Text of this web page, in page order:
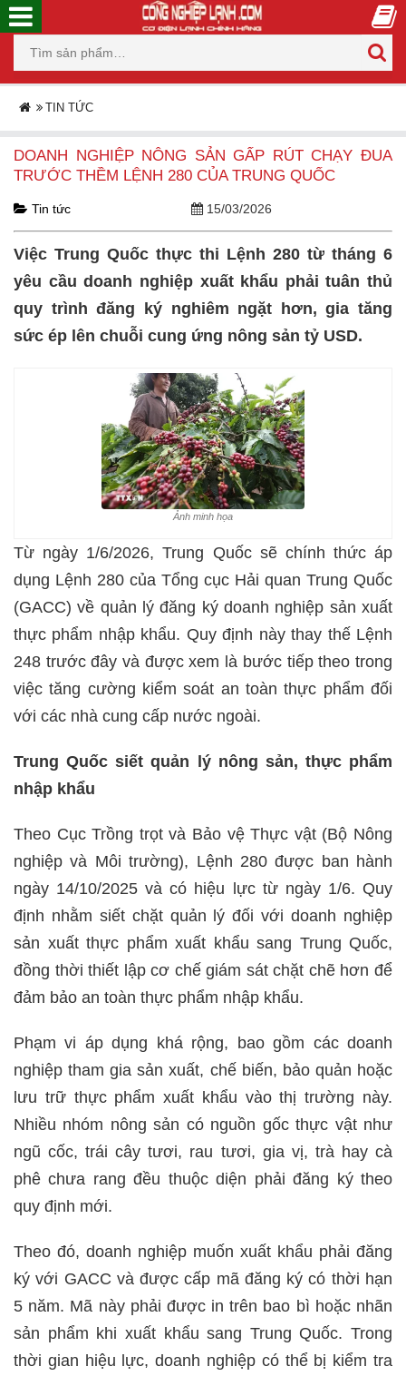
TIN TỨC
DOANH NGHIỆP NÔNG SẢN GẤP RÚT CHẠY ĐUA
TRƯỚC THỀM LỆNH 280 CỦA TRUNG QUỐC
Tin tức 15/03/2026
Việc Trung Quốc thực thi Lệnh 280 từ tháng 6
yêu cầu doanh nghiệp xuất khẩu phải tuân thủ
quy trình đăng ký nghiêm ngặt hơn, gia tăng
sức ép lên chuỗi cung ứng nông sản tỷ USD.
Ảnh minh họa
Từ ngày 1/6/2026, Trung Quốc sẽ chính thức áp
dụng Lệnh 280 của Tổng cục Hải quan Trung Quốc
(GACC) về quản lý đăng ký doanh nghiệp sản xuất
thực phẩm nhập khẩu. Quy định này thay thế Lệnh
248 trước đây và được xem là bước tiếp theo trong
việc tăng cường kiểm soát an toàn thực phẩm đối
với các nhà cung cấp nước ngoài.
Trung Quốc siết quản lý nông sản, thực phẩm
nhập khẩu
Theo Cục Trồng trọt và Bảo vệ Thực vật (Bộ Nông
nghiệp và Môi trường), Lệnh 280 được ban hành
ngày 14/10/2025 và có hiệu lực từ ngày 1/6. Quy
định nhằm siết chặt quản lý đối với doanh nghiệp
sản xuất thực phẩm xuất khẩu sang Trung Quốc,
đồng thời thiết lập cơ chế giám sát chặt chẽ hơn để
đảm bảo an toàn thực phẩm nhập khẩu.
Phạm vi áp dụng khá rộng, bao gồm các doanh
nghiệp tham gia sản xuất, chế biến, bảo quản hoặc
lưu trữ thực phẩm xuất khẩu vào thị trường này.
Nhiều nhóm nông sản có nguồn gốc thực vật như
ngũ cốc, trái cây tươi, rau tươi, gia vị, trà hay cà
phê chưa rang đều thuộc diện phải đăng ký theo
quy định mới.
Theo đó, doanh nghiệp muốn xuất khẩu phải đăng
ký với GACC và được cấp mã đăng ký có thời hạn
5 năm. Mã này phải được in trên bao bì hoặc nhãn
sản phẩm khi xuất khẩu sang Trung Quốc. Trong
thời gian hiệu lực, doanh nghiệp có thể bị kiểm tra